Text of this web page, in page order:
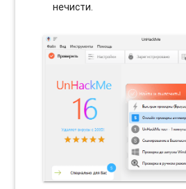
нечисти.